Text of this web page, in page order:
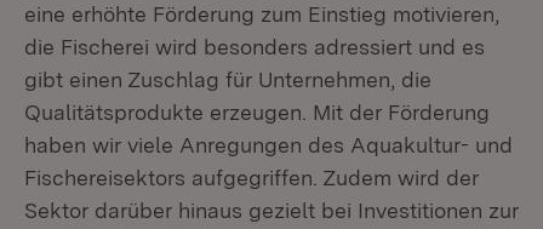
eine erhöhte Förderung zum Einstieg motivieren,
die Fischerei wird besonders adressiert und es
gibt einen Zuschlag für Unternehmen, die
Qualitätsprodukte erzeugen. Mit der Förderung
haben wir viele Anregungen des Aquakultur- und
Fischereisektors aufgegriffen. Zudem wird der
Sektor darüber hinaus gezielt bei Investitionen zur